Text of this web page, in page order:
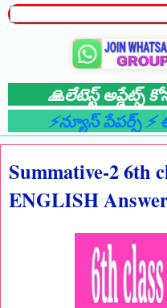
🙏లేటెస్ట్ అప్డేట్స్
⚡న్యూస్ పేపర్స్ ⚡
Summative-2 6th
ENGLISH